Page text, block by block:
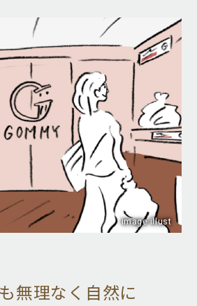
image illust
無理なく自然に